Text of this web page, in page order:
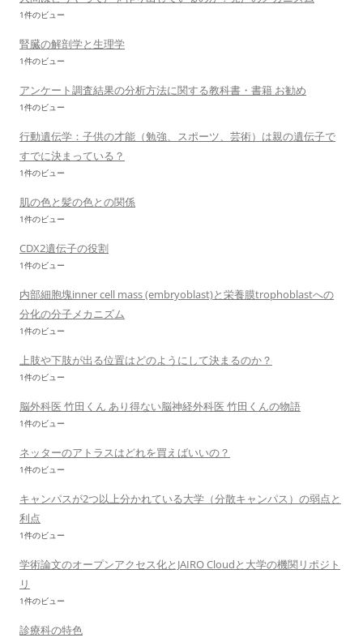
1件のビュー
腎臓の解剖学と生理学
1件のビュー
アンケート調査結果の分析方法に関する教科書・書籍 お勧め
1件のビュー
行動遺伝学：子供の才能（勉強、スポーツ、芸術）は親の遺伝子で
すでに決まっている？
1件のビュー
肌の色と髪の色との関係
1件のビュー
CDX2遺伝子の役割
1件のビュー
内部細胞塊inner cell mass (embryoblast)と栄養膜trophoblastへの
分化の分子メカニズム
1件のビュー
上肢や下肢が出る位置はどのようにして決まるのか？
1件のビュー
脳外科医 竹田くん あり得ない脳神経外科医 竹田くんの物語
1件のビュー
ネッターのアトラスはどれを買えばいいの？
1件のビュー
キャンパスが2つ以上分かれている大学（分散キャンパス）の弱点と
利点
1件のビュー
学術論文のオープンアクセス化とJAIRO Cloudと大学の機関リポジト
リ
1件のビュー
診療科の特色